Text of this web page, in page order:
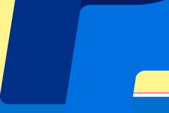
Voetbalcompetities
Champions League
Premier League
Serie A